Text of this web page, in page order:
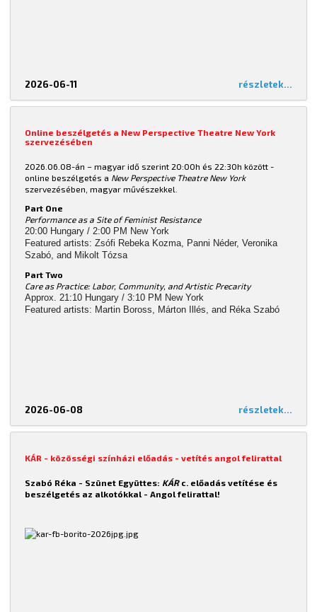
2026-06-11 részletek...
Online beszélgetés a New Perspective Theatre New York
szervezésében
2026.06.08-án – magyar idő szerint 20:00h és 22:30h között -
online beszélgetés a New Perspective Theatre New York
szervezésében, magyar művészekkel.
Part One
Performance as a Site of Feminist Resistance
20:00 Hungary / 2:00 PM New York
Featured artists: Zsófi Rebeka Kozma, Panni Néder, Veronika
Szabó, and Mikolt Tózsa
Part Two
Care as Practice: Labor, Community, and Artistic Precarity
Approx. 21:10 Hungary / 3:10 PM New York
Featured artists: Martin Boross, Márton Illés, and Réka Szabó
2026-06-08 részletek...
KÁR - közösségi színházi előadás - vetítés angol felirattal
Szabó Réka - Szünet Együttes: KÁRc. előadás vetítése és
beszélgetés az alkotókkal - Angol felirattal!